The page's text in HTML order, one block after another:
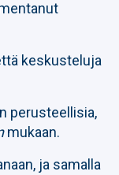
keskusteluja
perusteellisia,
mukaan.
ja samalla